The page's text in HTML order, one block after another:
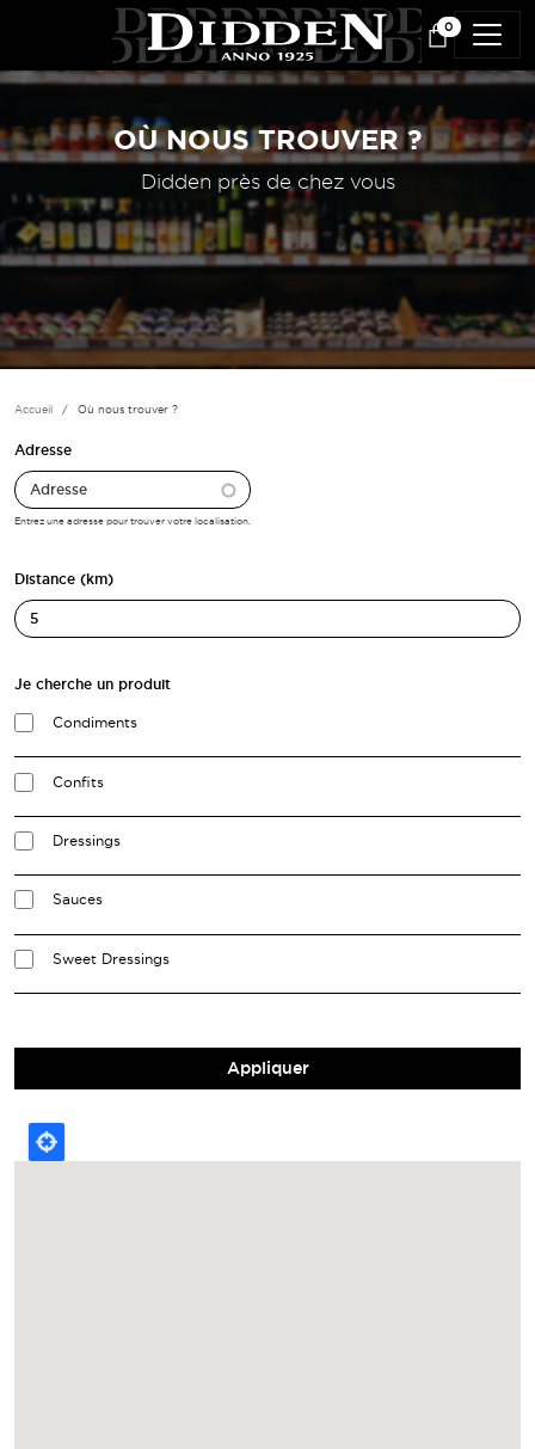
Aller au contenu principal
0
OÙ NOUS TROUVER ?
Didden près de chez vous
Accueil Où nous trouver ?
Adresse
Entrez une adresse pour trouver votre localisation.
Distance (km)
Je cherche un produit
Condiments
Confits
Dressings
Sauces
Sweet Dressings
Appliquer